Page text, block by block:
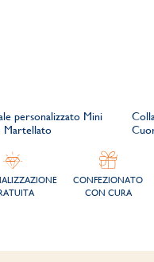
personalizzato Mini
Martellato
CONFEZIONATO
CON CURA